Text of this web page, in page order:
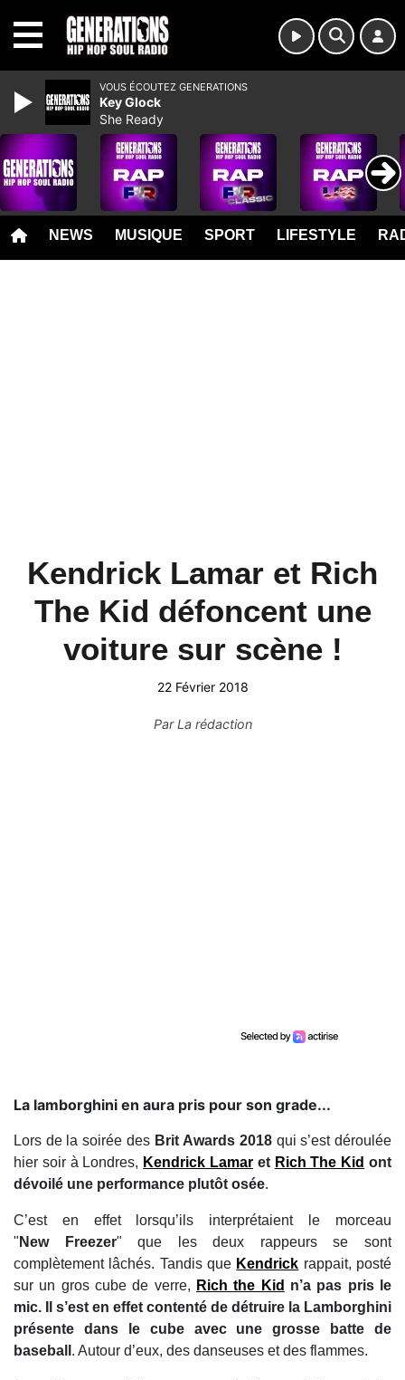
NEWS MUSIQUE SPORT LIFESTYLE
Kendrick Lamar et Rich
The Kid défoncent une
voiture sur scène !
22 Février 2018
ParLa rédaction
La lamborghini en aura pris pour son grade...
Lors de la soirée des Brit Awards 2018qui s’est déroulée
hier soir à Londres, Kendrick Lamar et Rich The Kid ont
dévoilé une performance plutôt osée.
C’est en effet lorsqu’ils interprétaient le morceau
" New Freezer" que les deux rappeurs se sont
complètement lâchés. Tandis que Kendrick rappait, posté
sur un gros cube de verre, Rich the Kid n’a pas pris le
mic. Il s’est en effet contenté de détruire la Lamborghini
présente dans le cube avec une grosse batte de
baseball . Autour d’eux, des danseuses et des flammes.
VOUS ÉCOUTEZ GENERATIONS
Key Glock
She Ready